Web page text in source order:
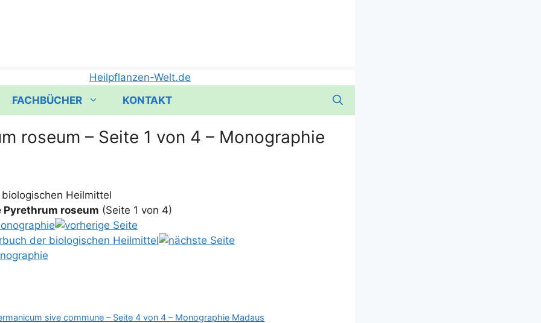
FACHBÜCHER KONTAKT
roseum – Seite 1 von 4 – Monographie
Heilmittel
Pyrethrum rose­um (Sei­te 1 von 4)
sive commune – Seite 4 von 4 – Monographie Madaus